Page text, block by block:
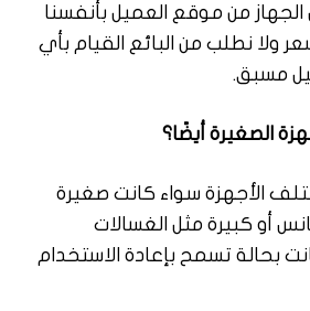
من موقع العميل بأنفسنا
ولا نطلب من البائع القيام بأي
مسبق.
الصغيرة أيضًا؟
الأجهزة سواء كانت صغيرة
أو كبيرة مثل الغسالات
بحالة تسمح بإعادة الاستخدام